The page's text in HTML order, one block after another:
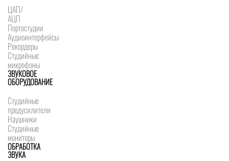
ЦАП/
АЦП
Портостудии
Аудиоинтерфейсы
Рекордеры
Студийные
микрофоны
ЗВУКОВОЕ
ОБОРУДОВАНИЕ
Студийные
предусилители
Наушники
Студийные
мониторы
ОБРАБОТКА
ЗВУКА